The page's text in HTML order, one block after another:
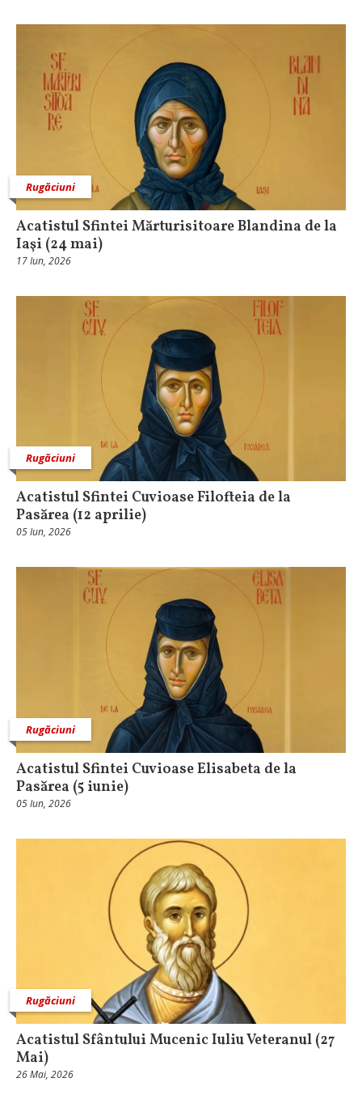
Rugăciuni
Acatistul Sfintei Mărturisitoare Blandina de la
Iaşi (24 mai)
17 Iun, 2026
Rugăciuni
Acatistul Sfintei Cuvioase Filofteia de la
Pasărea (12 aprilie)
05 Iun, 2026
Rugăciuni
Acatistul Sfintei Cuvioase Elisabeta de la
Pasărea (5 iunie)
05 Iun, 2026
Rugăciuni
Acatistul Sfântului Mucenic Iuliu Veteranul (27
Mai)
26 Mai, 2026